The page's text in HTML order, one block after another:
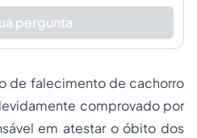
pergunta
de falecimento de cachorro
comprovado por
em atestar o óbito dos